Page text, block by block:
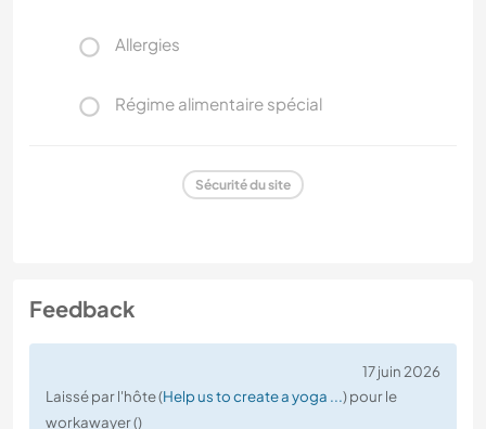
Allergies
Régime alimentaire spécial
Sécurité du site
Feedback
17 juin 2026
Laissé par l'hôte (Help us to create a yoga ...) pour le
workawayer ()